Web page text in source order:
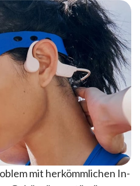
mit herkömmlichen In-